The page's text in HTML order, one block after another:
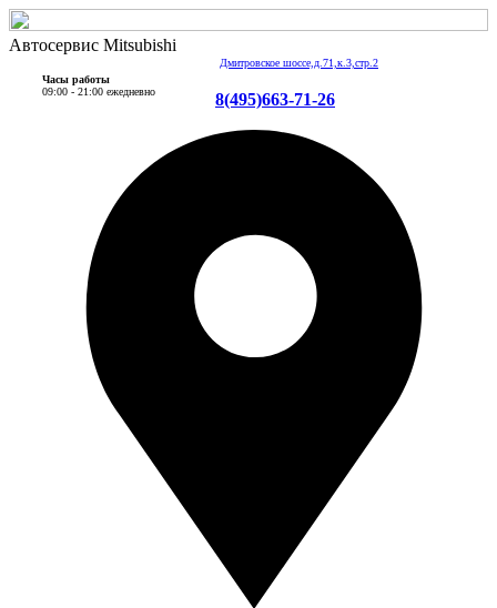
Автосервис Mitsubishi
Дмитровское шоссе,д.71,к.3,стр.2
Часы работы
09:00 - 21:00 ежедневно
8(495)663-71-26